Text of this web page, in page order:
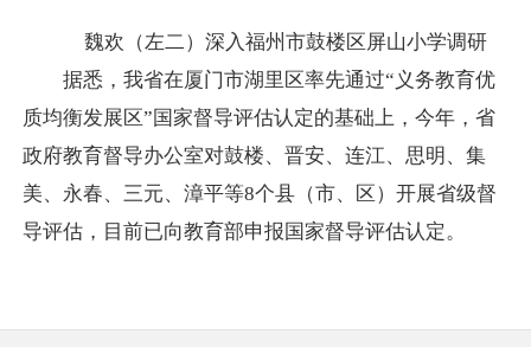
魏欢（左二）深入福州市鼓楼区屏山小学调研
据悉，我省在厦门市湖里区率先通过“义务教育优
质均衡发展区”国家督导评估认定的基础上，今年，省
政府教育督导办公室对鼓楼、晋安、连江、思明、集
美、永春、三元、漳平等8个县（市、区）开展省级督
导评估，目前已向教育部申报国家督导评估认定。